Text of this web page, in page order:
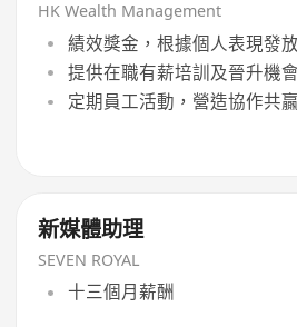
HK Wealth Management
績效獎金，根據個人表現發放
提供在職有薪培訓及晉升機會
定期員工活動，營造協作共
新媒體助理
SEVEN ROYAL
十三個月薪酬